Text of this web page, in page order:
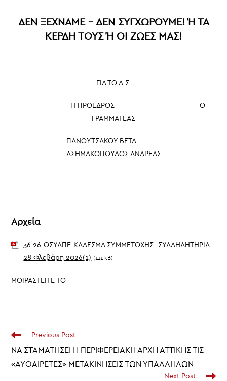
ΔΕΝ ΞΕΧΝΑΜΕ – ΔΕΝ ΣΥΓΧΩΡΟΥΜΕ! Ή ΤΑ
ΚΕΡΔΗ ΤΟΥΣ Ή ΟΙ ΖΩΕΣ ΜΑΣ!
ΓΙΑ ΤΟ Δ.Σ.
Η ΠΡΟΕΔΡΟΣ Ο
ΓΡΑΜΜΑΤΕΑΣ
ΠΑΝΟΥΤΣΑΚΟΥ ΒΕΤΑ
ΑΣΗΜΑΚΟΠΟΥΛΟΣ ΑΝΔΡΕΑΣ
Αρχεία
36.26-ΟΣΥΑΠΕ-ΚΑΛΕΣΜΑ ΣΥΜΜΕΤΟΧΗΣ -ΣΥΛΛΗΛΗΤΗΡΙΑ
28 Φλεβάρη 2026(1) (111 kB)
ΜΟΙΡΑΣΤΕΙΤΕ ΤΟ
Read
articles
Previous Post
ΝΑ ΣΤΑΜΑΤΗΣΕΙ Η ΠΕΡΙΦΕΡΕΙΑΚΗ ΑΡΧΗ ΑΤΤΙΚΗΣ ΤΙΣ
«ΑΥΘΑΙΡΕΤΕΣ» ΜΕΤΑΚΙΝΗΣΕΙΣ ΤΩΝ ΥΠΑΛΛΗΛΩΝ
Next Post